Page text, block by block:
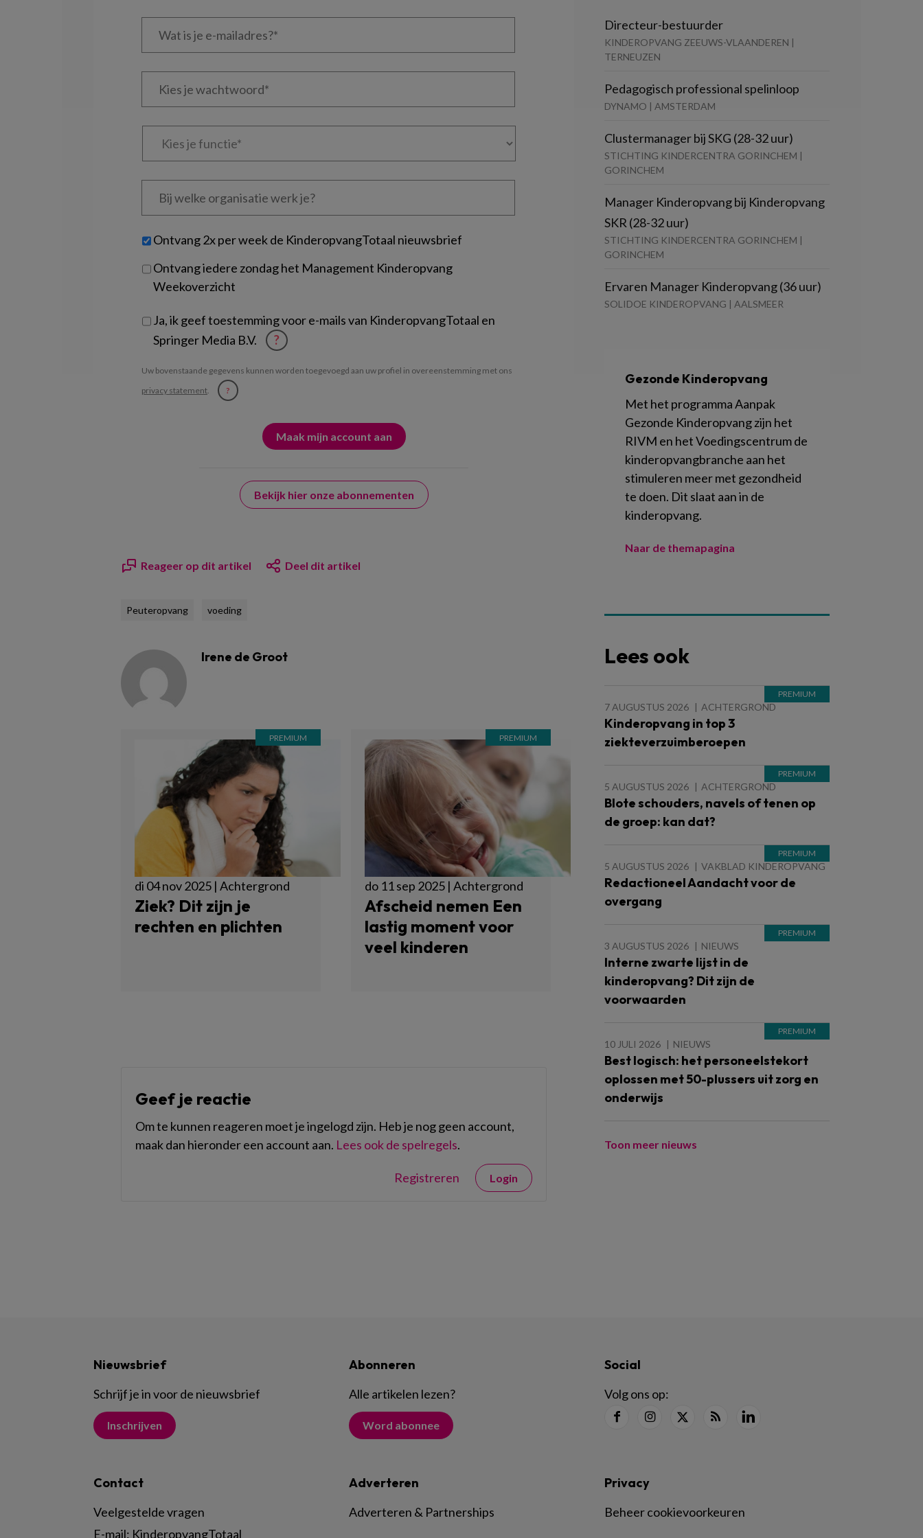
Wat
Kies
Kies
Bij
welke
je?
Untitled
Ontvang 2x per week de KinderopvangTotaal nieuwsbrief
Ontvang iedere zondag het Management Kinderopvang
Weekoverzicht
Ja, ik geef toestemming voor e-mails van KinderopvangTotaal en
Springer Media B.V.
?
Uw bovenstaande gegevens kunnen worden toegevoegd aan uw profiel in overeenstemming met ons
privacy statement. ?
Bekijk hier onze abonnementen
Reageer op dit artikel Deel dit artikel
Peuteropvang voeding
Irene de Groot
di 04 nov 2025 | Achtergrond
Ziek? Dit zijn je
rechten en plichten
do 11 sep 2025 | Achtergrond
Afscheid nemen Een
lastig moment voor
veel kinderen
Geef je reactie
Om te kunnen reageren moet je ingelogd zijn. Heb je nog geen account,
maak dan hieronder een account aan. Lees ook de spelregels.
Registreren Login
Directeur-bestuurder
KINDEROPVANG ZEEUWS-VLAANDEREN |
TERNEUZEN
Pedagogisch professional spelinloop
DYNAMO | AMSTERDAM
Clustermanager bij SKG (28-32 uur)
STICHTING KINDERCENTRA GORINCHEM |
GORINCHEM
Manager Kinderopvang bij Kinderopvang
SKR (28-32 uur)
STICHTING KINDERCENTRA GORINCHEM |
GORINCHEM
Ervaren Manager Kinderopvang (36 uur)
SOLIDOE KINDEROPVANG | AALSMEER
Gezonde Kinderopvang
Met het programma Aanpak
Gezonde Kinderopvang zijn het
RIVM en het Voedingscentrum de
kinderopvangbranche aan het
stimuleren meer met gezondheid
te doen. Dit slaat aan in de
kinderopvang.
Naar de themapagina
Lees ook
7 AUGUSTUS 2026 ACHTERGROND
Kinderopvang in top 3
ziekteverzuimberoepen
5 AUGUSTUS 2026 ACHTERGROND
Blote schouders, navels of tenen op
de groep: kan dat?
5 AUGUSTUS 2026 VAKBLAD KINDEROPVANG
Redactioneel Aandacht voor de
overgang
3 AUGUSTUS 2026 NIEUWS
Interne zwarte lijst in de
kinderopvang? Dit zijn de
voorwaarden
10 JULI 2026 NIEUWS
Best logisch: het personeelstekort
oplossen met 50-plussers uit zorg en
onderwijs
Toon meer nieuws
Nieuwsbrief
Schrijf je in voor de nieuwsbrief
Inschrijven
Abonneren
Alle artikelen lezen?
Word abonnee
Social
Volg ons op:
Contact
Veelgestelde vragen
E-mail: KinderopvangTotaal
Adverteren
Adverteren & Partnerships
Privacy
Beheer cookievoorkeuren